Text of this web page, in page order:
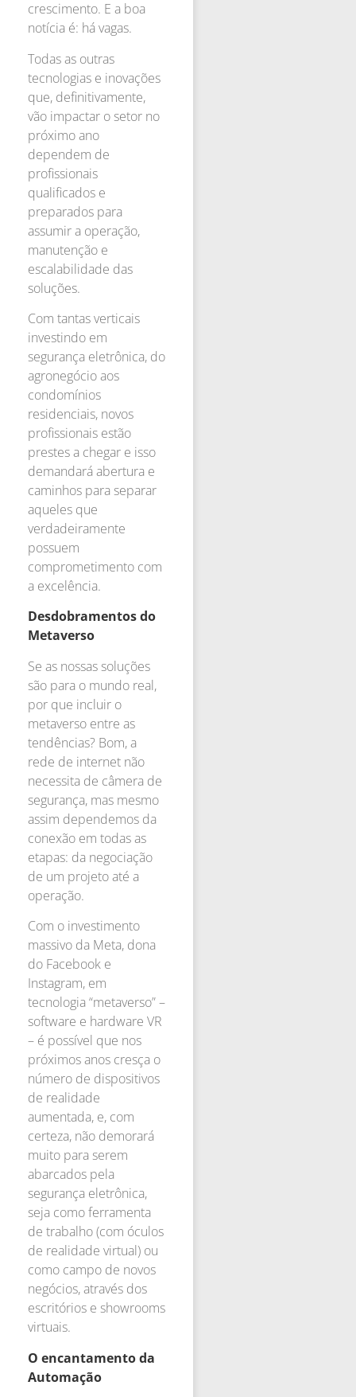
crescimento. E a boa
notícia é: há vagas.
Todas as outras
tecnologias e inovações
que, definitivamente,
vão impactar o setor no
próximo ano
dependem de
profissionais
qualificados e
preparados para
assumir a operação,
manutenção e
escalabilidade das
soluções.
Com tantas verticais
investindo em
segurança eletrônica, do
agronegócio aos
condomínios
residenciais, novos
profissionais estão
prestes a chegar e isso
demandará abertura e
caminhos para separar
aqueles que
verdadeiramente
possuem
comprometimento com
a excelência.
Desdobramentos do
Metaverso
Se as nossas soluções
são para o mundo real,
por que incluir o
metaverso entre as
tendências? Bom, a
rede de internet não
necessita de câmera de
segurança, mas mesmo
assim dependemos da
conexão em todas as
etapas: da negociação
de um projeto até a
operação.
Com o investimento
massivo da Meta, dona
do Facebook e
Instagram, em
tecnologia “metaverso” –
software e hardware VR
– é possível que nos
próximos anos cresça o
número de dispositivos
de realidade
aumentada, e, com
certeza, não demorará
muito para serem
abarcados pela
segurança eletrônica,
seja como ferramenta
de trabalho (com óculos
de realidade virtual) ou
como campo de novos
negócios, através dos
escritórios e showrooms
virtuais.
O encantamento da
Automação